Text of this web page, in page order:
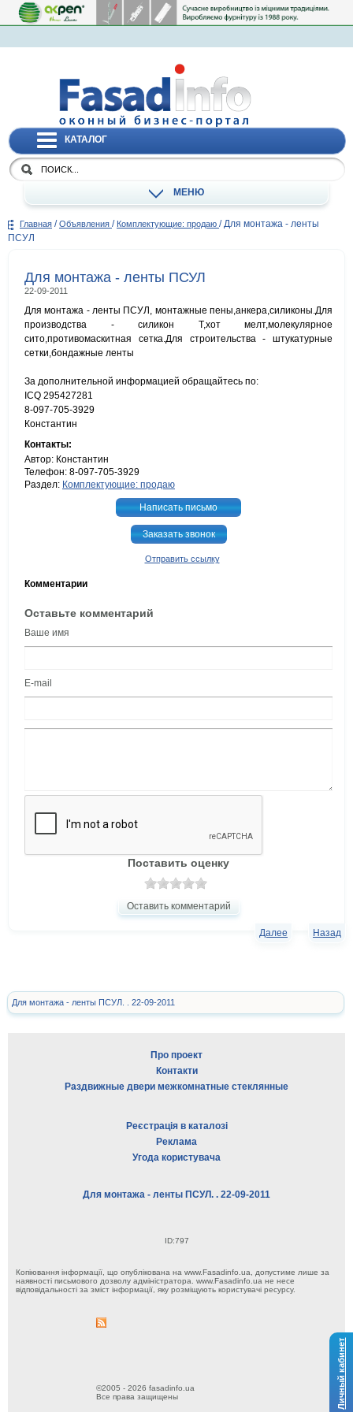
Личный кабинет
КАТАЛОГ
МЕНЮ
Главная / Объявления / Комплектующие: продаю / Для монтажа - ленты
ПСУЛ
Для монтажа - ленты ПСУЛ
22-09-2011
Для монтажа - ленты ПСУЛ, монтажные пены,анкера,силиконы.Для
производства - силикон Т,хот мелт,молекулярное
сито,противомаскитная сетка.Для строительства - штукатурные
сетки,бондажные ленты
За дополнительной информацией обращайтесь по:
ICQ 295427281
8-097-705-3929
Константин
Контакты:
Автор: Константин
Телефон: 8-097-705-3929
Раздел: Комплектующие: продаю
Написать письмо
Заказать звонок
Отправить ссылку
Комментарии
Оставьте комментарий
Ваше имя
E-mail
Поставить оценку
Оставить комментарий
Назад
Далее
Для монтажа - ленты ПСУЛ. . 22-09-2011
Про проект
Контакти
Раздвижные двери межкомнатные стеклянные
Реєстрація в каталозі
Реклама
Угода користувача
Для монтажа - ленты ПСУЛ. . 22-09-2011
ID:797
Копіювання інформації, що опублікована на www.Fasadinfo.ua, допустиме лише за
наявності письмового дозволу адміністратора. www.Fasadinfo.ua не несе
відповідальності за зміст інформації, яку розміщують користувачі ресурсу.
©2005 - 2026 fasadinfo.ua
Все права защищены